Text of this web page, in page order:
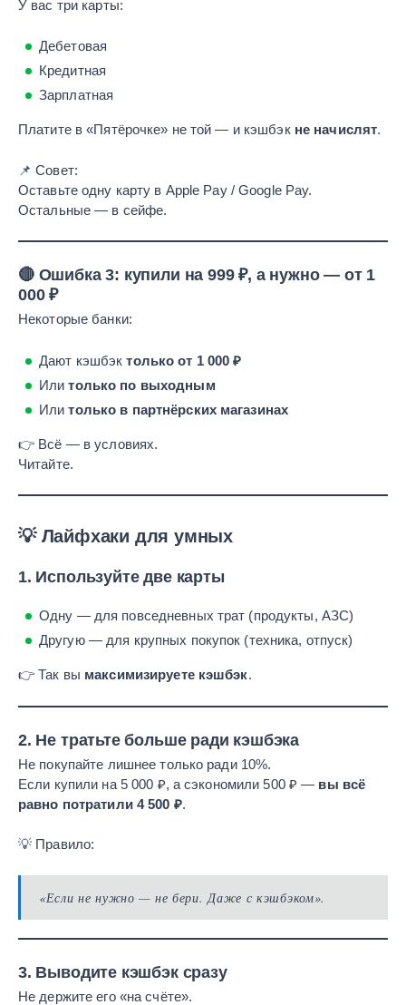
У вас три карты:
Дебетовая
Кредитная
Зарплатная
Платите в «Пятёрочке» не той — и кэшбэк не начислят.
📌 Совет:
Оставьте одну карту в Apple Pay / Google Pay.
Остальные — в сейфе.
🔴 Ошибка 3: купили на 999 ₽, а нужно — от 1
000 ₽
Некоторые банки:
Дают кэшбэктолько от 1 000 ₽
Илитолько по выходным
Илитолько в партнёрских магазинах
👉 Всё — в условиях.
Читайте.
💡 Лайфхаки для умных
1. Используйте две карты
Одну — для повседневных трат (продукты, АЗС)
Другую — для крупных покупок (техника, отпуск)
👉 Так вы максимизируете кэшбэк.
2. Не тратьте больше ради кэшбэка
Не покупайте лишнее только ради 10%.
Если купили на 5 000 ₽, а сэкономили 500 ₽ — вы всё
равно потратили 4 500 ₽.
💡 Правило:
«Если не нужно — не бери. Даже с кэшбэком».
3. Выводите кэшбэк сразу
Не держите его «на счёте».